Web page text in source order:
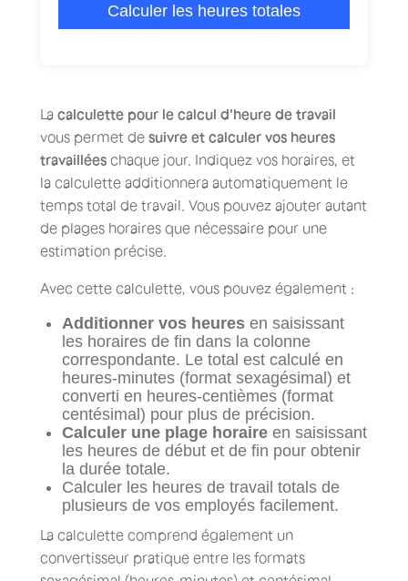
Calculer les heures totales
La calculette pour le calcul d'heure de travail
vous permet de suivre et calculer vos heures
travaillées chaque jour. Indiquez vos horaires, et
la calculette additionnera automatiquement le
temps total de travail. Vous pouvez ajouter autant
de plages horaires que nécessaire pour une
estimation précise.
Avec cette calculette, vous pouvez également :
Additionner vos heures en saisissant
les horaires de fin dans la colonne
correspondante. Le total est calculé en
heures-minutes (format sexagésimal) et
converti en heures-centièmes (format
centésimal) pour plus de précision.
Calculer une plage horaire en saisissant
les heures de début et de fin pour obtenir
la durée totale.
Calculer les heures de travail totals de
plusieurs de vos employés facilement.
La calculette comprend également un
convertisseur pratique entre les formats